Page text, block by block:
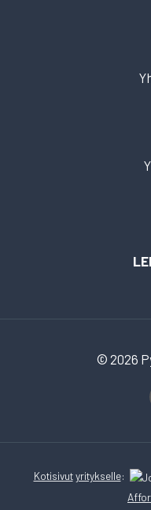
© 2026
Kotisivut yritykselle: